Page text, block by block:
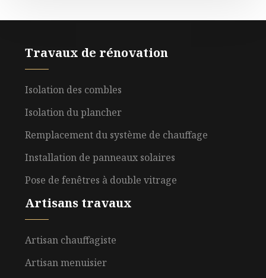
Travaux de rénovation
Isolation des combles
Isolation du plancher
Remplacement du système de chauffage
Installation de panneaux solaires
Pose de fenêtres à double vitrage
Artisans travaux
Artisan chauffagiste
Artisan menuisier